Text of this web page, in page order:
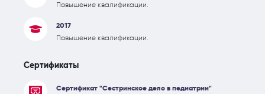
Повышение квалификации.
2017
Повышение квалификации.
Сертификаты
Сертификат "Сестринское дело в педиатрии"